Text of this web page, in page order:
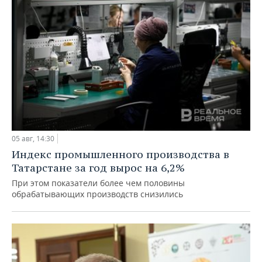
05 авг, 14:30
Индекс промышленного производства в
Татарстане за год вырос на 6,2%
При этом показатели более чем половины
обрабатывающих производств снизились